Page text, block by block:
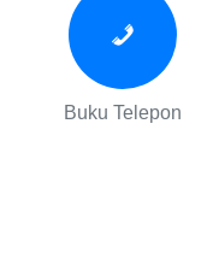
Buku Telepon